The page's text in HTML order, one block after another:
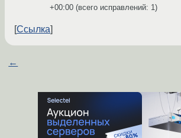
+00:00 (всего исправлений: 1)
Ссылка
←